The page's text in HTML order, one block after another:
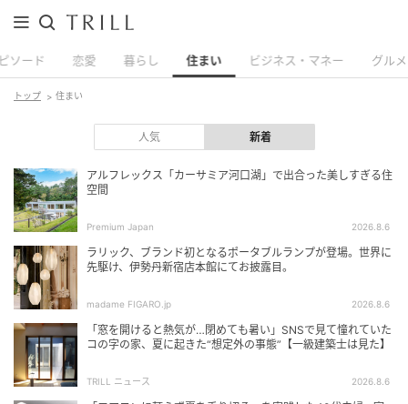
ソード 恋愛 暮らし 住まい ビジネス・マネー グルメ
トップ 住まい
人気 新着
アルフレックス「カーサミア河口湖」で出合った美しすぎる住
空間
Premium Japan 2026.8.6
ラリック、ブランド初となるポータブルランプが登場。世界に
先駆け、伊勢丹新宿店本館にてお披露目。
madame FIGARO.jp 2026.8.6
「窓を開けると熱気が…閉めても暑い」SNSで見て憧れていた
コの字の家、夏に起きた“想定外の事態”【一級建築士は見た】
TRILL ニュース 2026.8.6